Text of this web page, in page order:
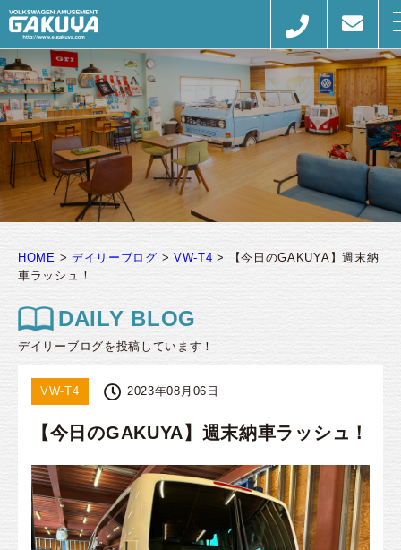
HOME > デイリーブログ > VW-T4 >
【今日のGAKUYA】週末納
車ラッシュ！
DAILY BLOG
デイリーブログを投稿しています！
VW-T4 2023年08月06日
【今日のGAKUYA】週末納車ラッシュ！